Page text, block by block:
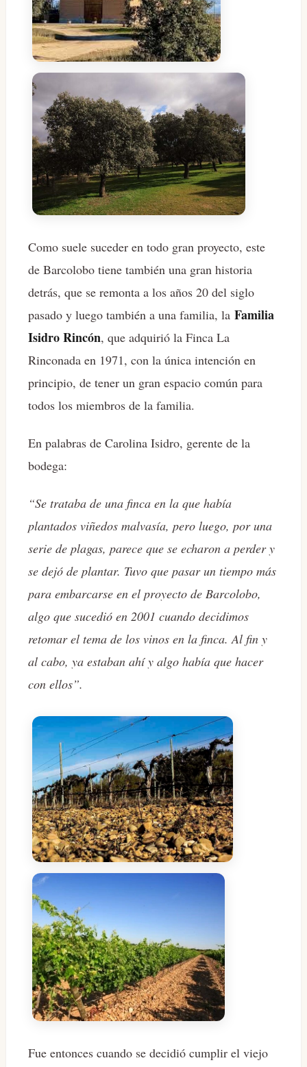
Como suele suceder en todo gran proyecto, este
de Barcolobo tiene también una gran historia
detrás, que se remonta a los años 20 del siglo
pasado y luego también a una familia, la Familia
Isidro Rincón, que adquirió la Finca La
Rinconada en 1971, con la única intención en
principio, de tener un gran espacio común para
todos los miembros de la familia.
En palabras de Carolina Isidro, gerente de la
bodega:
“Se trataba de una finca en la que había
plantados viñedos malvasía, pero luego, por una
serie de plagas, parece que se echaron a perder y
se dejó de plantar. Tuvo que pasar un tiempo más
para embarcarse en el proyecto de Barcolobo,
algo que sucedió en 2001 cuando decidimos
retomar el tema de los vinos en la finca. Al fin y
al cabo, ya estaban ahí y algo había que hacer
con ellos”.
Fue entonces cuando se decidió cumplir el viejo